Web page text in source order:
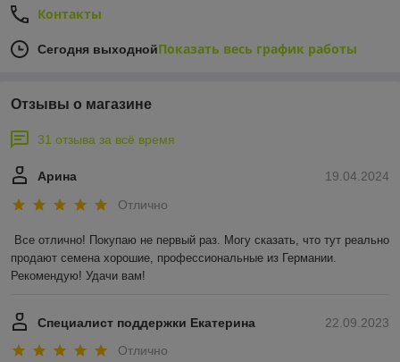
Контакты
Сегодня выходнойПоказать весь график работы
Отзывы о магазине
31 отзыва за всё время
19.04.2024
Арина
Отлично
Все отлично! Покупаю не первый раз. Могу сказать, что тут реально
продают семена хорошие, профессиональные из Германии.
Рекомендую! Удачи вам!
22.09.2023
Специалист поддержки Екатерина
Отлично